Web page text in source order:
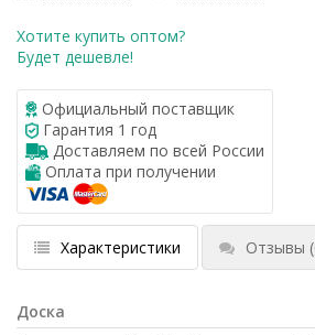
Хотите купить оптом?
Будет дешевле!
Официальный поставщик
Гарантия 1 год
Доставляем по всей России
Оплата при получении
Характеристики Отзывы
Доска